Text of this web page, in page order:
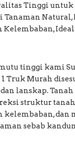
Tinggi untuk
Tanaman
Kelembaban,
tinggi kami
1 Truk Murah
lanskap.
struktur
kelembaban, dan
sebab